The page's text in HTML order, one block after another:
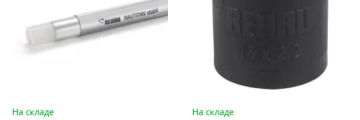
На складе На складе